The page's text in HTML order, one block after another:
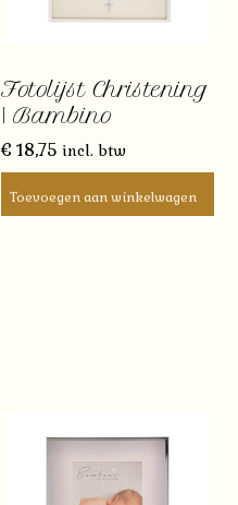
Fotolijst Christening
| Bambino
€ 18,75 incl. btw
Toevoegen aan winkelwagen